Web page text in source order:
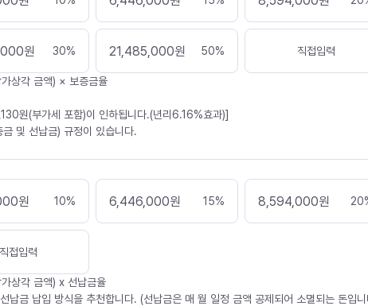
원 30% 21,485,000원 50% 직접입력
상각 금액) × 보증금율
원(부가세 포함)이 인하됩니다.(년리6.16%효과)]
및 선납금) 규정이 있습니다.
원 10% 6,446,000원 15% 8,594,000원 20
직접입력
상각 금액) x 선납금율
납금 납입 방식을 추천합니다. (선납금은 매 월 일정 금액 공제되어 소멸되는 돈입